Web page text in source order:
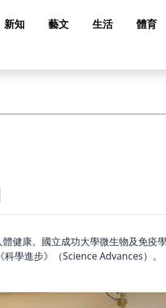
新知 藝文 生活 體育
健康。國立成功大學微生物及免
學進步》（Science Advances）。